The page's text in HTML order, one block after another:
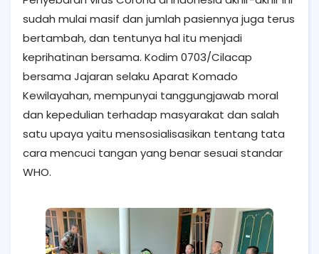
sudah mulai masif dan jumlah pasiennya juga terus
bertambah, dan tentunya hal itu menjadi
keprihatinan bersama. Kodim 0703/Cilacap
bersama Jajaran selaku Aparat Komado
Kewilayahan, mempunyai tanggungjawab moral
dan kepedulian terhadap masyarakat dan salah
satu upaya yaitu mensosialisasikan tentang tata
cara mencuci tangan yang benar sesuai standar
WHO.